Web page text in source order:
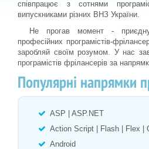
співпрацює з сотнями
випускниками різних ВНЗ України.
Не прогав момент -
професійних програмістів-
заробляй своїм розумом. У нас
програмістів фрілансерів за
Популярні напрямки
ASP | ASP.NET
Action Script | Flash | Flex |
Android